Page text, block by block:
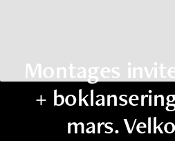
Montages
+
mars.